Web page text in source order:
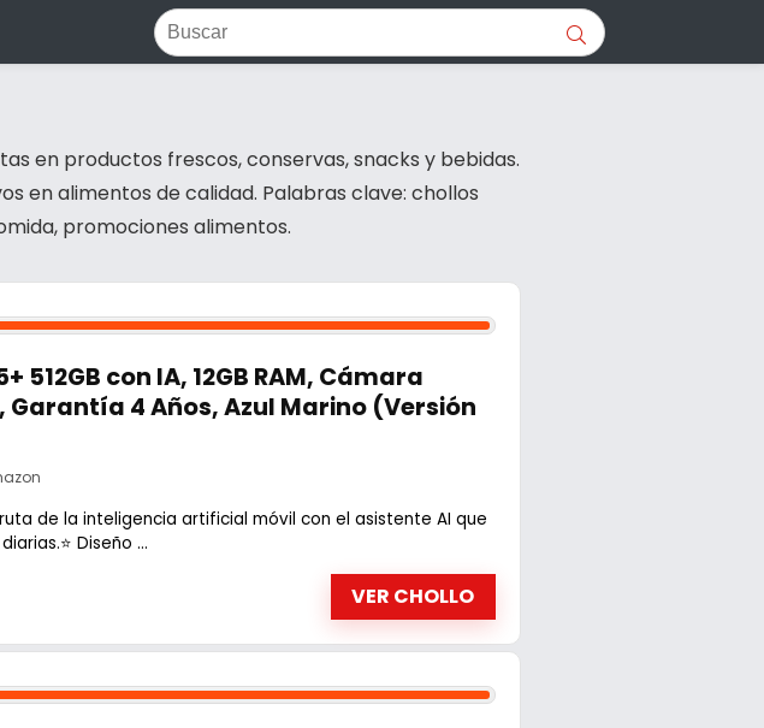
en productos frescos, conservas, snacks y bebidas.
en alimentos de calidad. Palabras clave: chollos
promociones alimentos.
512GB con IA, 12GB RAM, Cámara
Garantía 4 Años, Azul Marino (Versión
de la inteligencia artificial móvil con el asistente AI que
Diseño ...
VER CHOLLO